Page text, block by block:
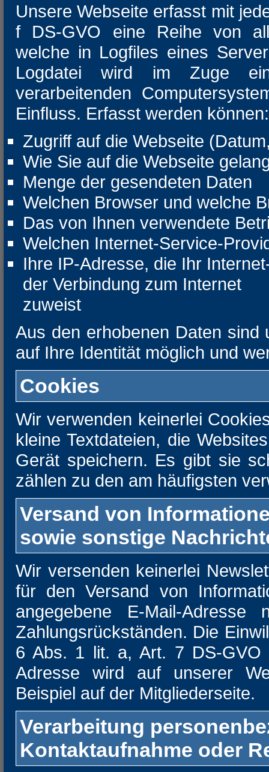
Unsere Webseite erfasst mit
f DS-GVO eine Reihe von
welche in Logfiles eines
Logdatei wird im Zuge
verarbeitenden
Einfluss. Erfasst werden können:
Zugriff auf die Webseite
Wie Sie auf die Webseite
Menge der gesendeten Daten
Welchen Browser und welche
Das von Ihnen verwendete
Welchen Internet-Service-
Ihre IP-Adresse, die Ihr
der Verbindung zum Internet
zuweist
Aus den erhobenen Daten sind
auf Ihre Identität möglich und
Cookies
Wir verwenden keinerlei
kleine Textdateien, die
Gerät speichern. Es gibt sie
zählen zu den am häufigsten
Versand von
sowie sonstige
Wir versenden keinerlei
für den Versand von
angegebene E-Mail-
Zahlungsrückständen. Die
6 Abs. 1 lit. a, Art. 7 DS-
Adresse wird auf unserer
Beispiel auf der Mitgliederseite.
Verarbeitung
Kontaktaufnahme oder